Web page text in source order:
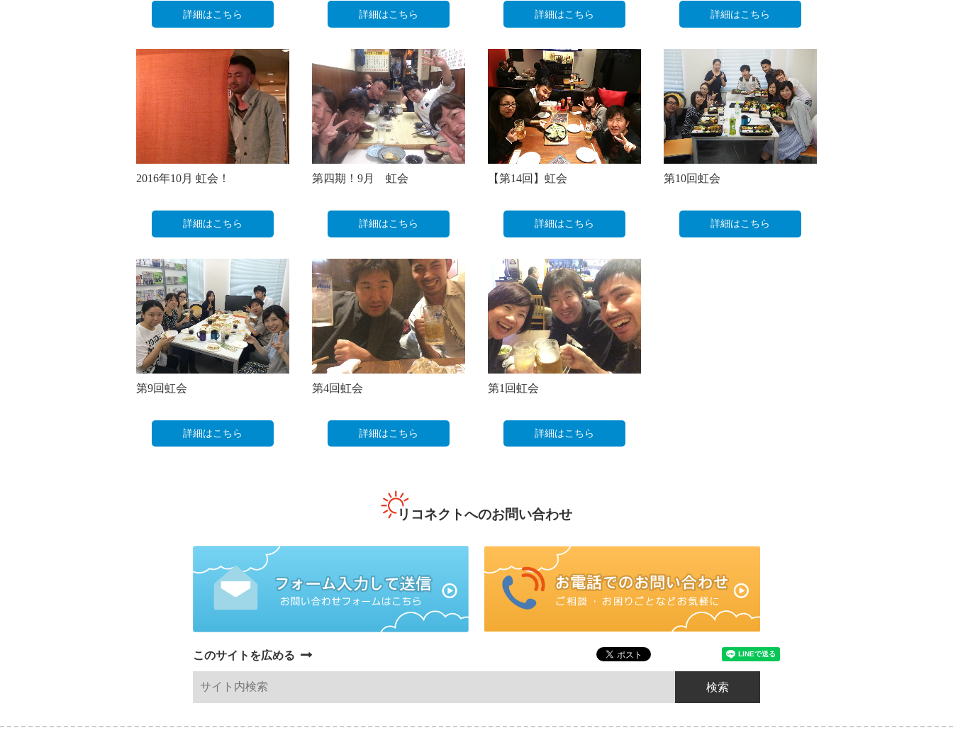
詳細はこちら 詳細はこちら 詳細はこちら 詳細はこちら
2016年10月 虹会！
詳細はこちら
第四期！9月 虹会
詳細はこちら
【第14回】虹会
詳細はこちら
第10回虹会
詳細はこちら
第9回虹会
詳細はこちら
第4回虹会
詳細はこちら
第1回虹会
詳細はこちら
リコネクトへのお問い合わせ
このサイトを広める